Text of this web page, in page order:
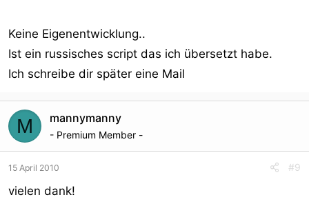
Keine Eigenentwicklung..
Ist ein russisches script das ich übersetzt habe.
Ich schreibe dir später eine Mail
M mannymanny
- Premium Member -
15 April 2010 #9
vielen dank!